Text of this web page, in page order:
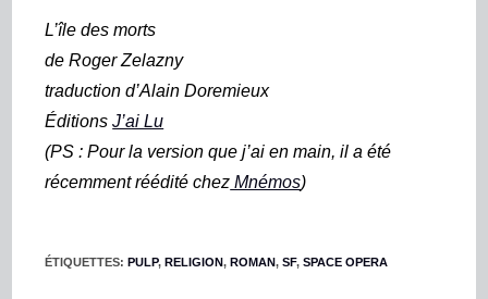
L’île des morts
de Roger Zelazny
traduction d’Alain Doremieux
ÉditionsJ’ai Lu
(PS : Pour la version que j’ai en main, il a été
récemment réédité chez Mnémos)
ÉTIQUETTES:PULP, RELIGION, ROMAN, SF, SPACE OPERA